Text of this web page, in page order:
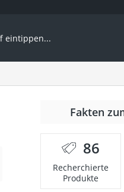
Fakten
86
Recherchierte
Produkte